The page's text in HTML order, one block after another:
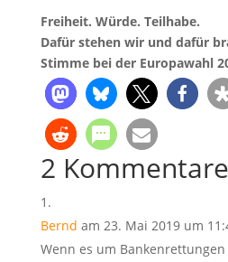
Freiheit. Würde. Teilhabe.
Dafür stehen wir und dafür
Stimme bei der Europawahl
2 Kommentare
Bernd am 23. Mai 2019 um
Wenn es um